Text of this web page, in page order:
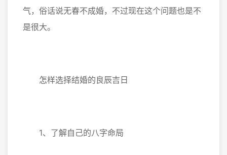
气，俗话说无春不成婚，不过现在这个问题也是不
是很大。
怎样选择结婚的良辰吉日
1、了解自己的八字命局